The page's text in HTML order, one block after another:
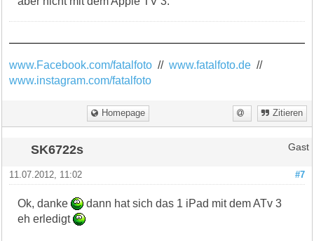
www.Facebook.com/fatalfoto //www.fatalfoto.de //
www.instagram.com/fatalfoto
Homepage Zitieren
SK6722s Gast
#7
11.07.2012, 11:02
Ok, danke
dann hat sich das 1 iPad mit dem ATv 3
eh erledigt